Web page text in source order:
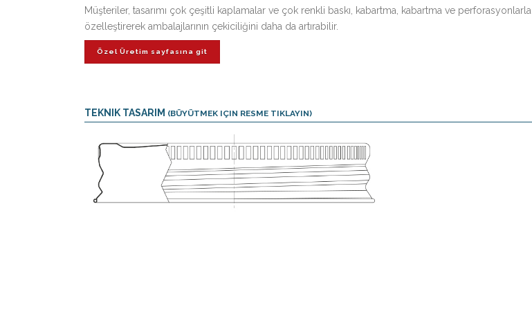
Müşteriler, tasarımı çok çeşitli kaplamalar ve çok renkli baskı, kabartma, kabartma ve perforasyonlarla
özelleştirerek ambalajlarının çekiciliğini daha da artırabilir.
Özel Üretim sayfasına git
TEKNIK TASARIM (BÜYÜTMEK IÇIN RESME TIKLAYIN)